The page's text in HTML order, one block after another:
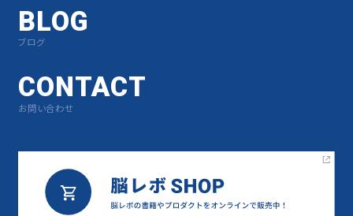
BLOG
ブログ
CONTACT
お問い合わせ